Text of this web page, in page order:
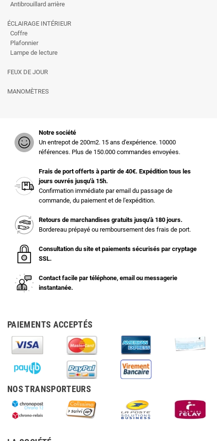
Antibrouillard arrière
ÉCLAIRAGE INTÉRIEUR
Coffre
Plafonnier
Lampe de lecture
FEUX DE JOUR
MANOMÈTRES
Notre société
Un entrepot de 200m2. 15 ans d'expérience. 10000
références. Plus de 150.000 commandes envoyées.
Frais de port offerts à partir de 40€. Expédition tous les
jours ouvrés jusqu'à 15h.
Confirmation immédiate par email du passage de
commande, du paiement et de l'expédition.
Retours de marchandises gratuits jusqu'à 180 jours.
Bordereau prépayé ou remboursement des frais de port.
Consultation du site et paiements sécurisés par cryptage
SSL.
Contact facile par téléphone, email ou messagerie
instantanée.
PAIEMENTS ACCEPTÉS
NOS TRANSPORTEURS